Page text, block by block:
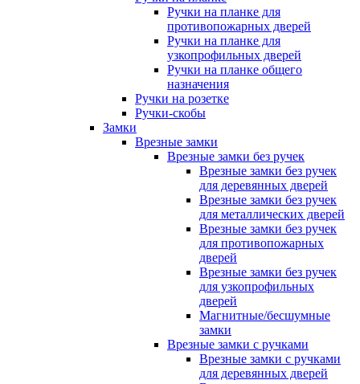
Ручки на планке для
противопожарных дверей
Ручки на планке для
узкопрофильных дверей
Ручки на планке общего
назначения
Ручки на розетке
Ручки-скобы
Замки
Врезные замки
Врезные замки без ручек
Врезные замки без ручек
для деревянных дверей
Врезные замки без ручек
для металлических дверей
Врезные замки без ручек
для противопожарных
дверей
Врезные замки без ручек
для узкопрофильных
дверей
Магнитные/бесшумные
замки
Врезные замки с ручками
Врезные замки с ручками
для деревянных дверей